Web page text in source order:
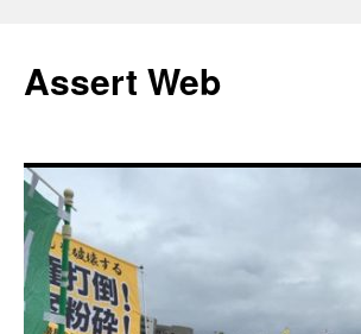
テ
ン
ス
キ
ッ
プ
Assert Web